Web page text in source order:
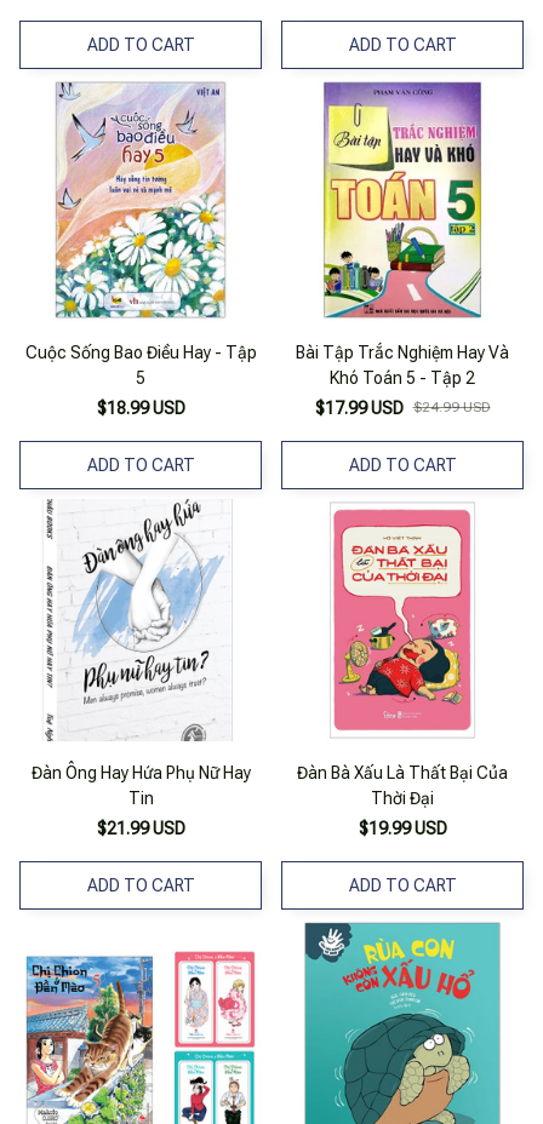
ADD TO CART ADD TO CART
Cuộc Sống Bao Điều Hay - Tập
5
$18.99 USD
ADD TO CART
Bài Tập Trắc Nghiệm Hay Và
Khó Toán 5 - Tập 2
$17.99 USD $24.99 USD
ADD TO CART
Đàn Ông Hay Hứa Phụ Nữ Hay
Tin
$21.99 USD
ADD TO CART
Đàn Bà Xấu Là Thất Bại Của
Thời Đại
$19.99 USD
ADD TO CART